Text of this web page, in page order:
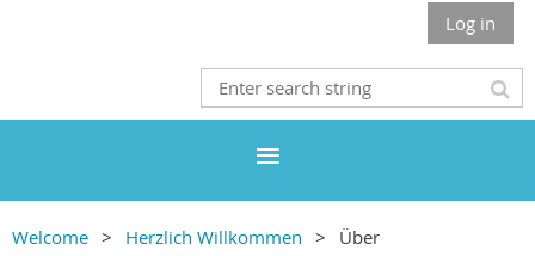
Log in
Welcome Herzlich Willkommen Über